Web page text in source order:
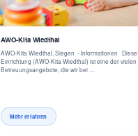
AWO-Kita Wiedthal
AWO-Kita Wiedthal, Siegen - Informationen Diese
Einrichtung (AWO-Kita Wiedthal) ist eine der vielen
Betreuungsangebote, die wir bei …
Mehr erfahren